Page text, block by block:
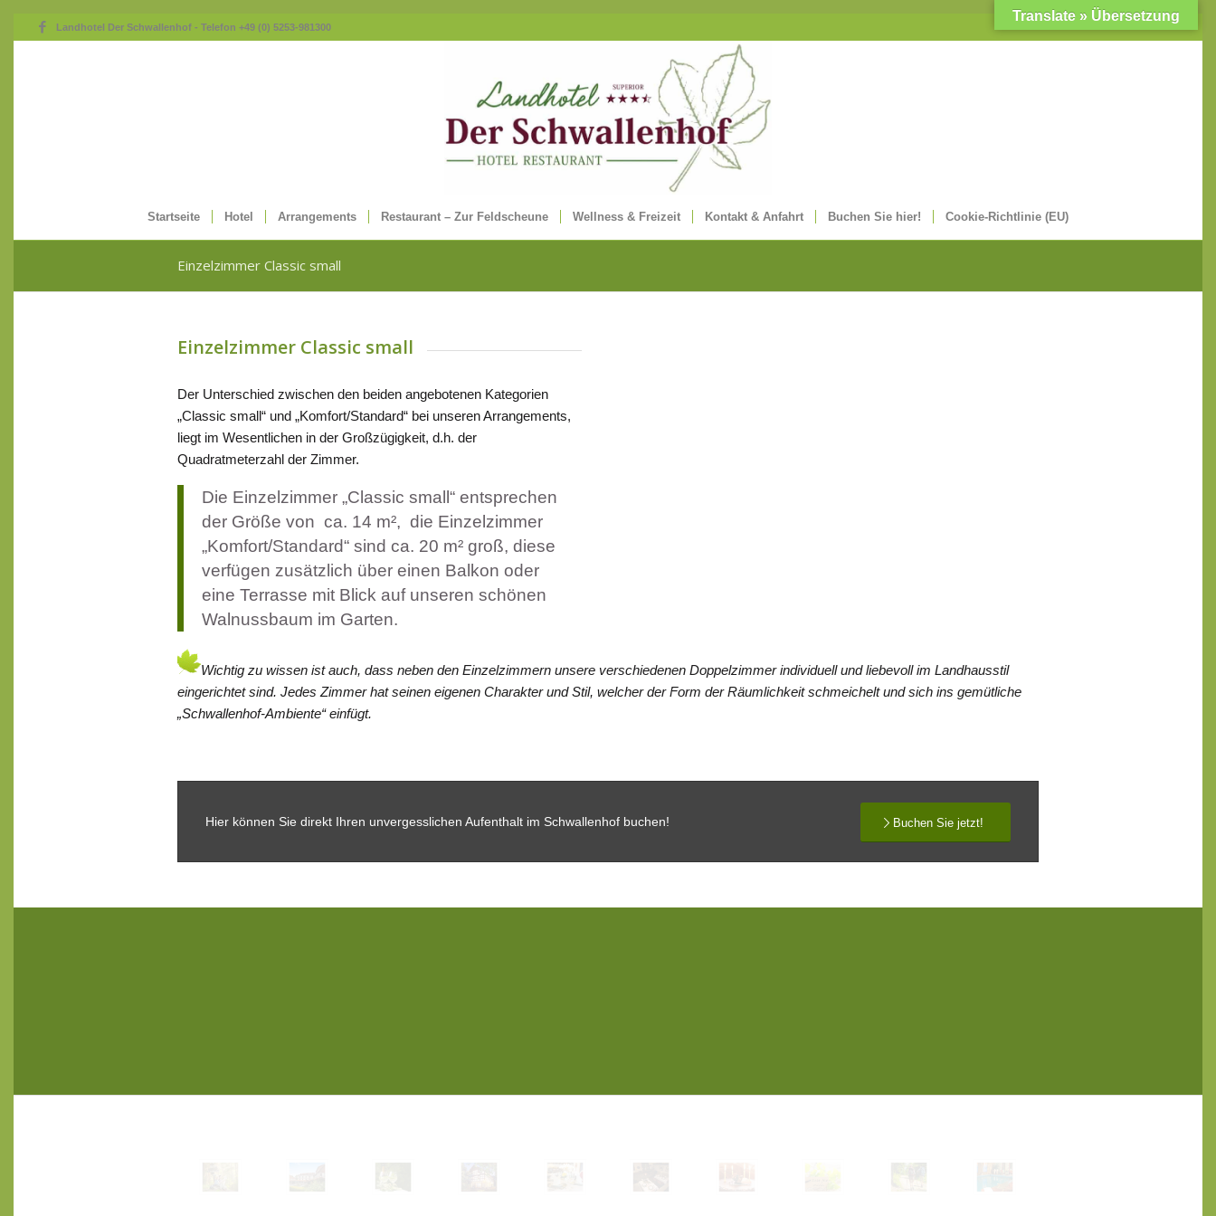
Landhotel Der Schwallenhof - Telefon +49 (0) 5253-981300
Startseite Hotel Arrangements Restaurant – Zur Feldscheune Wellness & Freizeit Kontakt & Anfahrt Buchen Sie hier! Cookie-Richtlinie (EU)
Einzelzimmer Classic small
Einzelzimmer Classic small
Der Unterschied zwischen den beiden angebotenen Kategorien
„Classic small“ und „Komfort/Standard“ bei unseren Arrangements,
liegt im Wesentlichen in der Großzügigkeit, d.h. der
Quadratmeterzahl der Zimmer.
Die Einzelzimmer „Classic small“ entsprechen
der Größe von ca. 14 m², die Einzelzimmer
„Komfort/Standard“ sind ca. 20 m² groß, diese
verfügen zusätzlich über einen Balkon oder
eine Terrasse mit Blick auf unseren schönen
Walnussbaum im Garten.
Wichtig zu wissen ist auch, dass neben den Einzelzimmern unsere verschiedenen Doppelzimmer individuell und liebevoll im Landhausstil
eingerichtet sind. Jedes Zimmer hat seinen eigenen Charakter und Stil, welcher der Form der Räumlichkeit schmeichelt und sich ins gemütliche
„Schwallenhof-Ambiente“ einfügt.
Hier können Sie direkt Ihren unvergesslichen Aufenthalt im Schwallenhof buchen! Buchen Sie jetzt!
Translate » Übersetzung